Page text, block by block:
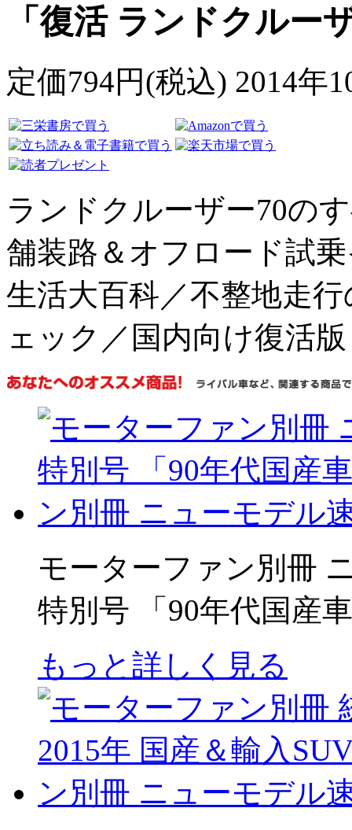
「復活 ランドクルー
定価794円(税込) 2014年
ランドクルーザー70の
舗装路＆オフロード試
生活大百科／不整地走
ェック／国内向け復活
モーターファン別冊
特別号 「90年代国産
もっと詳しく見る